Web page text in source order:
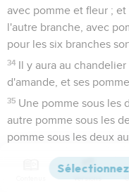
avec pomme et fleur ;
l'autre branche, avec
pour les six branches
34 Il y aura au
d'amande, et ses
35 Une pomme sous les
autre pomme sous les
pomme sous les deux
Ses pommes et ses
Versions